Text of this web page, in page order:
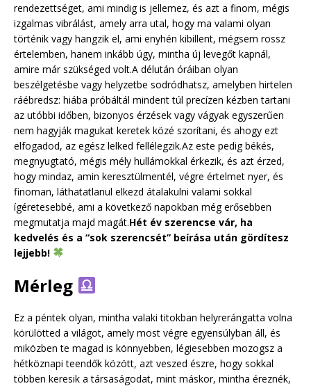
rendezettséget, ami mindig is jellemez, és azt a finom, mégis
izgalmas vibrálást, amely arra utal, hogy ma valami olyan
történik vagy hangzik el, ami enyhén kibillent, mégsem rossz
értelemben, hanem inkább úgy, mintha új levegőt kapnál,
amire már szükséged volt.A délután óráiban olyan
beszélgetésbe vagy helyzetbe sodródhatsz, amelyben hirtelen
ráébredsz: hiába próbáltál mindent túl precízen kézben tartani
az utóbbi időben, bizonyos érzések vagy vágyak egyszerűen
nem hagyják magukat keretek közé szorítani, és ahogy ezt
elfogadod, az egész lelked fellélegzik.Az este pedig békés,
megnyugtató, mégis mély hullámokkal érkezik, és azt érzed,
hogy mindaz, amin keresztülmentél, végre értelmet nyer, és
finoman, láthatatlanul elkezd átalakulni valami sokkal
ígéretesebbé, ami a következő napokban még erősebben
megmutatja majd magát.Hét év szerencse vár, ha
kedvelés és a “sok szerencsét” beírása után gördítesz
lejjebb!
Mérleg
Ez a péntek olyan, mintha valaki titokban helyrerángatta volna
körülötted a világot, amely most végre egyensúlyban áll, és
miközben te magad is könnyebben, légiesebben mozogsz a
hétköznapi teendők között, azt veszed észre, hogy sokkal
többen keresik a társaságodat, mint máskor, mintha éreznék,